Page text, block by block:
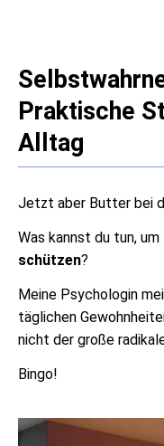
Praktische
Alltag
Jetzt aber Butter bei
Was kannst du tun, um
schützen?
Meine Psychologin
täglichen
nicht der große
Bingo!